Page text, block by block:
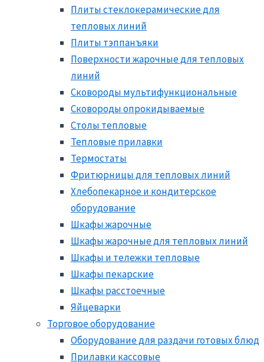
Плиты стеклокерамические для
тепловых линий
Плиты тэппанъяки
Поверхности жарочные для тепловых
линий
Сковороды мультифункциональные
Сковороды опрокидываемые
Столы тепловые
Тепловые прилавки
Термостаты
Фритюрницы для тепловых линий
Хлебопекарное и кондитерское
оборудование
Шкафы жарочные
Шкафы жарочные для тепловых линий
Шкафы и тележки тепловые
Шкафы пекарские
Шкафы расстоечные
Яйцеварки
Торговое оборудование
Оборудование для раздачи готовых блюд
Прилавки кассовые